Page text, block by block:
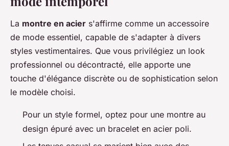
La montre en acier s'affirme comme un accessoire
de mode essentiel, capable de s'adapter à divers
styles vestimentaires. Que vous privilégiez un look
professionnel ou décontracté, elle apporte une
touche d'élégance discrète ou de sophistication selon
le modèle choisi.
Pour un style formel, optez pour une montre au
design épuré avec un bracelet en acier poli.